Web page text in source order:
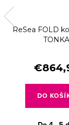
ReSea FOLD
TONKA
DO